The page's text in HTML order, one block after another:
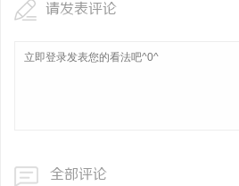
请发表评论
全部评论